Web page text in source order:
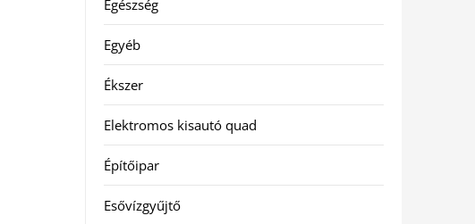
Egészség
Egyéb
Ékszer
Elektromos kisautó quad
Építőipar
Esővízgyűjtő